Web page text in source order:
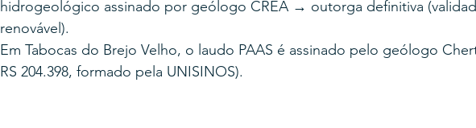
hidrogeológico assinado por geólogo CREA → outorga definitiva
renovável).
Em Tabocas do Brejo Velho, o laudo PAAS é assinado pelo geólogo
RS 204.398, formado pela UNISINOS).